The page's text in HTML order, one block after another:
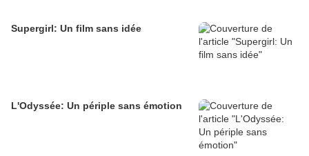
Supergirl: Un film sans idée
L'Odyssée: Un périple sans émotion